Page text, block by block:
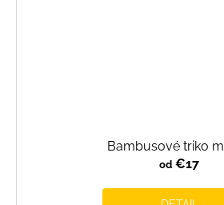
Bambusové triko
od €17